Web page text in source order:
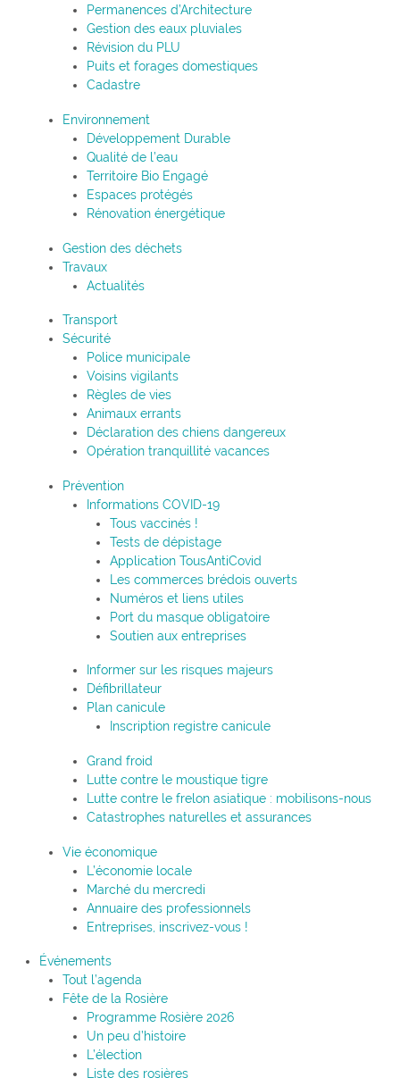
Permanences d’Architecture
Gestion des eaux pluviales
Révision du PLU
Puits et forages domestiques
Cadastre
Environnement
Développement Durable
Qualité de l’eau
Territoire Bio Engagé
Espaces protégés
Rénovation énergétique
Gestion des déchets
Travaux
Actualités
Transport
Sécurité
Police municipale
Voisins vigilants
Règles de vies
Animaux errants
Déclaration des chiens dangereux
Opération tranquillité vacances
Prévention
Informations COVID-19
Tous vaccinés !
Tests de dépistage
Application TousAntiCovid
Les commerces brédois ouverts
Numéros et liens utiles
Port du masque obligatoire
Soutien aux entreprises
Informer sur les risques majeurs
Défibrillateur
Plan canicule
Inscription registre canicule
Grand froid
Lutte contre le moustique tigre
Lutte contre le frelon asiatique : mobilisons-nous
Catastrophes naturelles et assurances
Vie économique
L’économie locale
Marché du mercredi
Annuaire des professionnels
Entreprises, inscrivez-vous !
Événements
Tout l’agenda
Fête de la Rosière
Programme Rosière 2026
Un peu d’histoire
L’élection
Liste des rosières